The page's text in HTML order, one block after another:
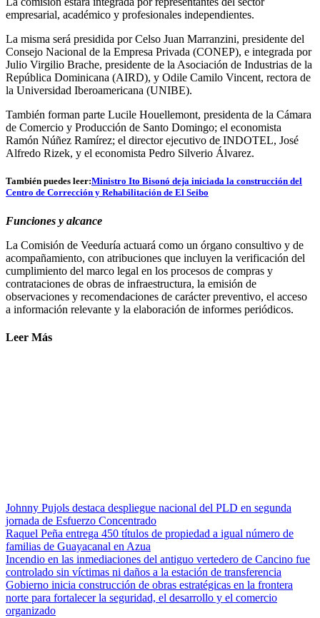
empresarial, académico y profesionales independientes.
La misma será presidida por Celso Juan Marranzini, presidente del
Consejo Nacional de la Empresa Privada (CONEP), e integrada por
Julio Virgilio Brache, presidente de la Asociación de Industrias de la
República Dominicana (AIRD), y Odile Camilo Vincent, rectora de
la Universidad Iberoamericana (UNIBE).
También forman parte Lucile Houellemont, presidenta de la Cámara
de Comercio y Producción de Santo Domingo; el economista
Ramón Núñez Ramírez; el director ejecutivo de INDOTEL, José
Alfredo Rizek, y el economista Pedro Silverio Álvarez.
También puedes leer:Ministro Ito Bisonó deja iniciada la construcción del
Centro de Corrección y Rehabilitación de El Seibo
Funciones y alcance
La Comisión de Veeduría actuará como un órgano consultivo y de
acompañamiento, con atribuciones que incluyen la verificación del
cumplimiento del marco legal en los procesos de compras y
contrataciones de obras de infraestructura, la emisión de
observaciones y recomendaciones de carácter preventivo, el acceso
a información relevante y la elaboración de informes periódicos.
Leer Más
Johnny Pujols destaca despliegue nacional del PLD en segunda
jornada de Esfuerzo Concentrado
Raquel Peña entrega 450 títulos de propiedad a igual número de
familias de Guayacanal en Azua
Incendio en las inmediaciones del antiguo vertedero de Cancino fue
controlado sin víctimas ni daños a la estación de transferencia
Gobierno inicia construcción de obras estratégicas en la frontera
norte para fortalecer la seguridad, el desarrollo y el comercio
organizado